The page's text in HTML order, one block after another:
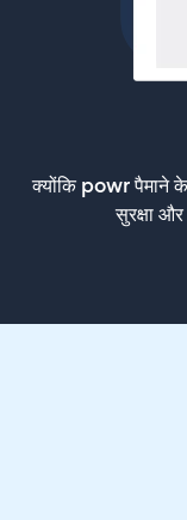
क्योंकि powr पैमाने के
सुरक्षा